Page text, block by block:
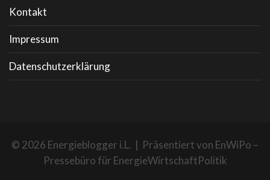
Kontakt
Impressum
Datenschutzerklärung
© 2026 Energieblogger i.L. | Präsentiert von EnWiPo –
Pressebüro für EnergieWirtschaftPolitik